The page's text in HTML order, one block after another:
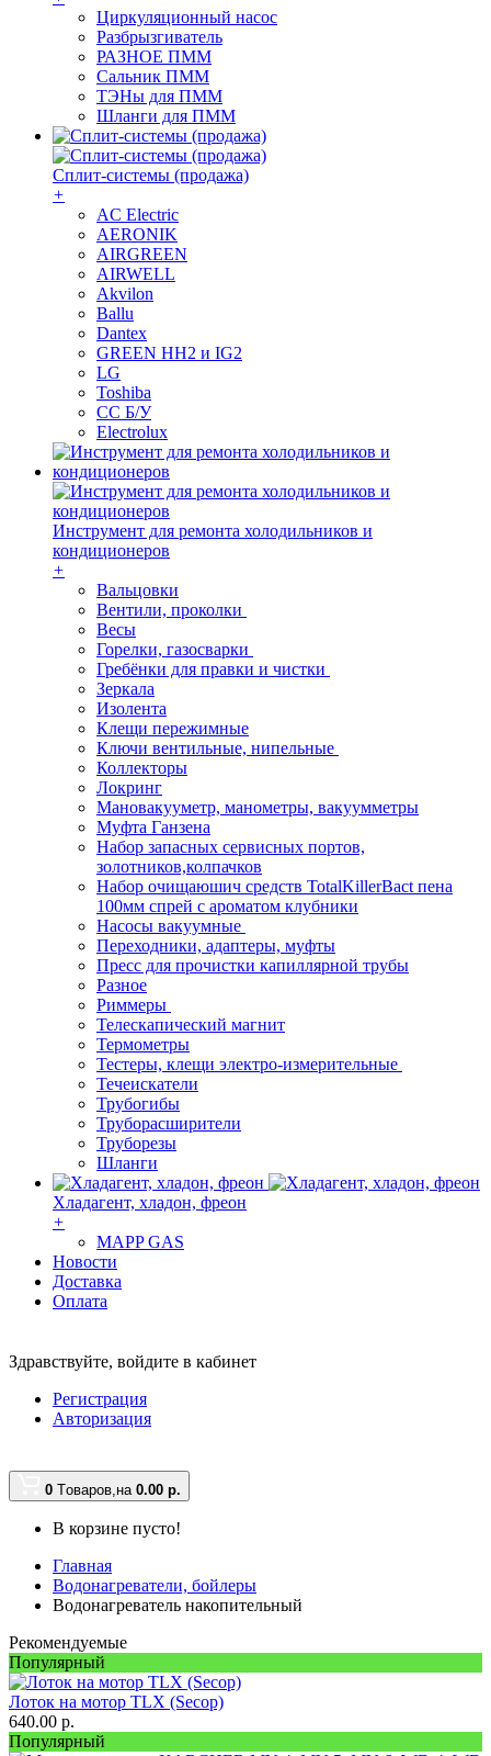
Циркуляционный насос
Разбрызгиватель
РАЗНОЕ ПММ
Сальник ПММ
ТЭНы для ПММ
Шланги для ПММ
Сплит-системы (продажа)
+
AC Electric
AERONIK
AIRGREEN
AIRWELL
Akvilon
Ballu
Dantex
GREEN HH2 и IG2
LG
Toshiba
СС Б/У
Electrolux
Инструмент для ремонта холодильников и
кондиционеров
+
Вальцовки
Вентили, проколки
Весы
Горелки, газосварки
Гребёнки для правки и чистки
Зеркала
Изолента
Клещи пережимные
Ключи вентильные, нипельные
Коллекторы
Локринг
Мановакууметр, манометры, вакуумметры
Муфта Ганзена
Набор запасных сервисных портов,
золотников,колпачков
Набор очищаюшич средств TotalKillerBact пена
100мм спрей с ароматом клубники
Насосы вакуумные
Переходники, адаптеры, муфты
Пресс для прочистки капиллярной трубы
Разное
Риммеры
Телескапический магнит
Термометры
Тестеры, клещи электро-измерительные
Течеискатели
Трубогибы
Труборасширители
Труборезы
Шланги
Хладагент, хладон, фреон
+
MAPP GAS
Новости
Доставка
Оплата
Здравствуйте, войдите в кабинет
Регистрация
Авторизация
0 Tоваров,на 0.00 р.
В корзине пусто!
Главная
Водонагреватели, бойлеры
Водонагреватель накопительный
Рекомендуемые
Популярный
Лоток на мотор TLX (Secop)
640.00 р.
Популярный